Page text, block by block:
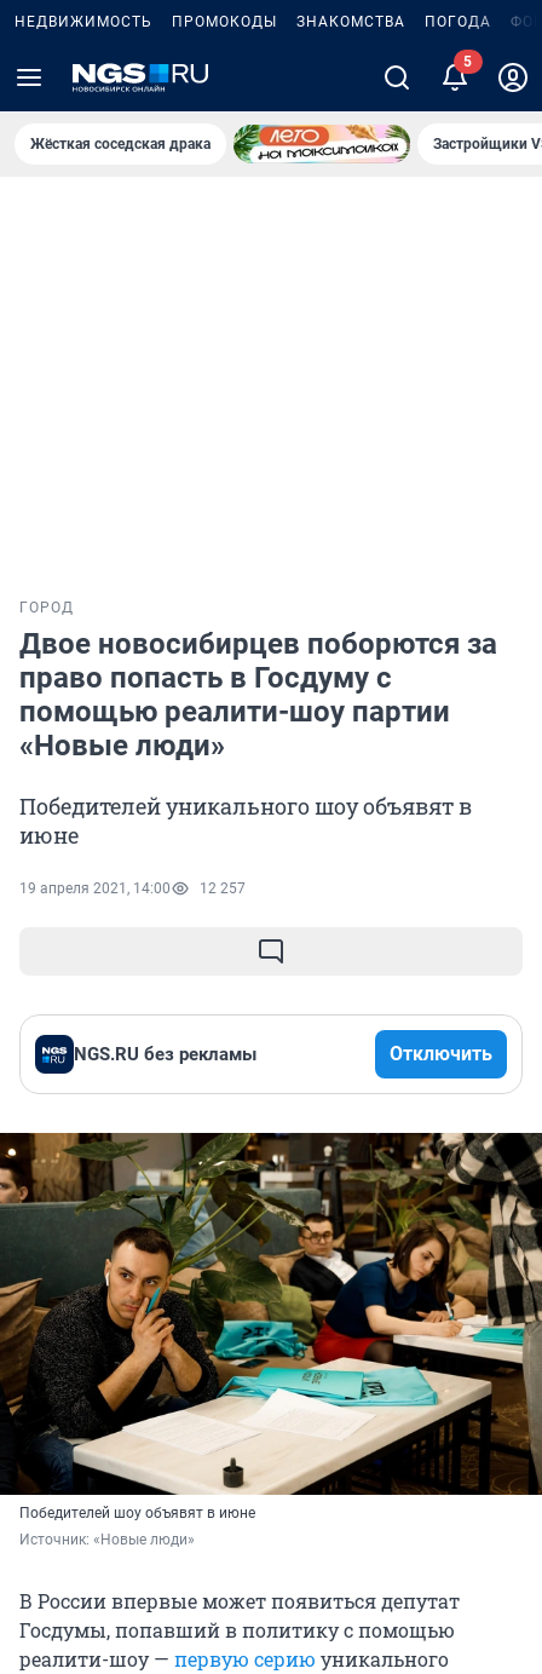
НЕДВИЖИМОСТЬ ПРОМОКОДЫ ЗНАКОМСТВА ПОГОДА
Жёсткая соседская драка Застройщики
ГОРОД
Двое новосибирцев поборются за
право попасть в Госдуму с
помощью реалити-шоу партии
«Новые люди»
Победителей уникального шоу объявят в
июне
19 апреля 2021, 14:00 12 257
NGS.RU без рекламы Отключить
Победителей шоу объявят в июне
Источник: «Новые люди»
В России впервые может появиться депутат
Госдумы, попавший в политику с помощью
реалити-шоу — первую серию уникального